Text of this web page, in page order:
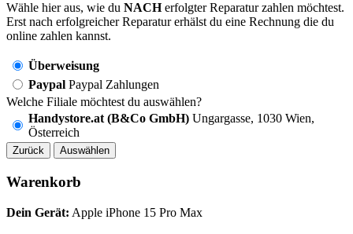
Wähle hier aus, wie du NACHerfolgter Reparatur zahlen möchtest.
Erst nach erfolgreicher Reparatur erhälst du eine Rechnung die du
online zahlen kannst.
Überweisung
Paypal Paypal Zahlungen
Welche Filiale möchtest du auswählen?
Handystore.at (B&Co GmbH) Ungargasse, 1030 Wien,
Österreich
Zurück Auswählen
Warenkorb
Dein Gerät: Apple iPhone 15 Pro Max